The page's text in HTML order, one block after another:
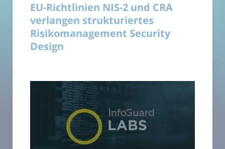
EU-Richtlinien NIS-2 und CRA
verlangen strukturiertes
Risikomanagement Security
Design